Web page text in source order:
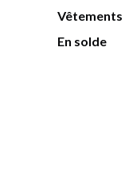
Vêtements
En solde